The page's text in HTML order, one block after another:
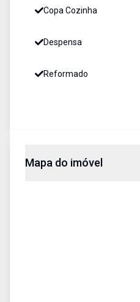
Copa Cozinha
Despensa
Reformado
Mapa do imóvel